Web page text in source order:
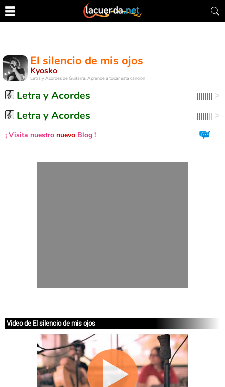
El silencio de mis ojos
Kyosko
Letra y Acordes de Guitarra. Aprende a tocar esta canción
Letra y Acordes
Letra y Acordes
¡ Visita nuestro nuevo Blog !
Video de El silencio de mis ojos